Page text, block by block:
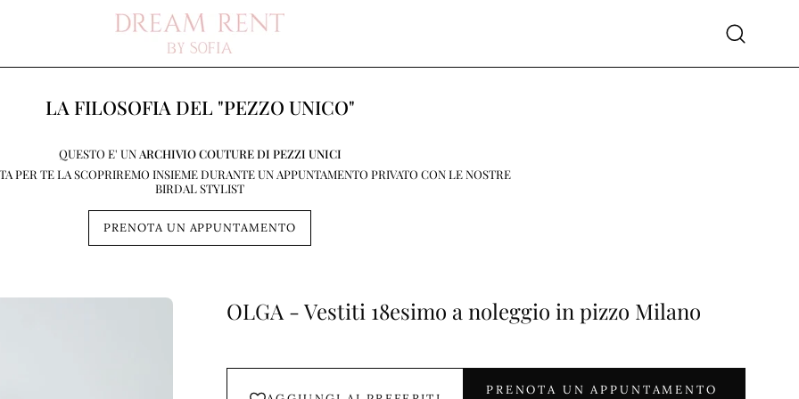
Apri
LA FILOSOFIA DEL "PEZZO UNICO"
QUESTO E' UN ARCHIVIO COUTURE DI PEZZI UNICI
PER TE LA SCOPRIREMO INSIEME DURANTE UN APPUNTAMENTO PRIVATO CON LE NOSTRE
BIRDAL STYLIST
PRENOTA UN APPUNTAMENTO
OLGA - Vestiti 18esimo a noleggio in pizzo Milano
PRENOTA UN APPUNTAMENTO